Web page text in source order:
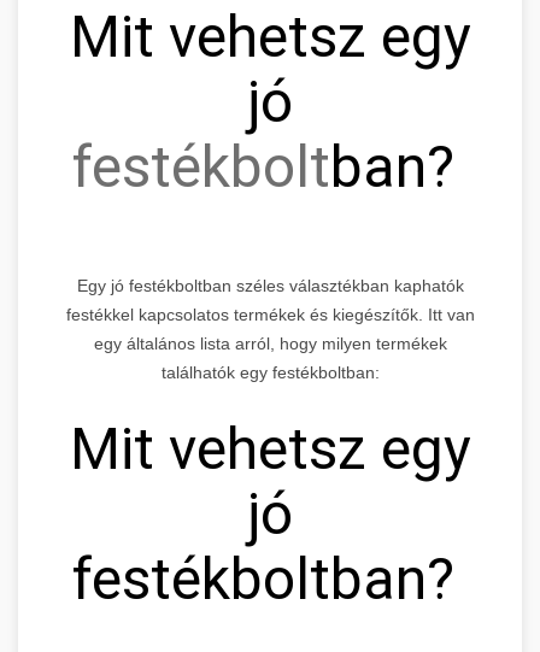
Mit vehetsz egy
jó
festékboltban?
Egy jó festékboltban széles választékban kaphatók
festékkel kapcsolatos termékek és kiegészítők. Itt van
egy általános lista arról, hogy milyen termékek
találhatók egy festékboltban:
Mit vehetsz egy
jó
festékboltban?